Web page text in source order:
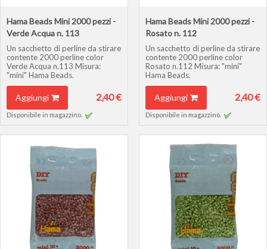
Hama Beads Mini 2000 pezzi -
Verde Acqua n. 113
Un sacchetto di perline da stirare
contente 2000 perline color
Verde Acqua n.113 Misura:
"mini" Hama Beads.
Aggiungi 2,40 €
Disponibile in magazzino.
Hama Beads Mini 2000 pezzi -
Rosato n. 112
Un sacchetto di perline da stirare
contente 2000 perline color
Rosato n.112 Misura: "mini"
Hama Beads.
Aggiungi 2,40 €
Disponibile in magazzino.